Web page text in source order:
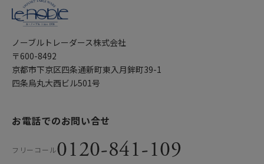
ノーブルトレーダース株式会社
〒600-8492
京都市下京区四条通新町東入月鉾町39-1
四条烏丸大西ビル501号
お電話でのお問い合せ
フリーコール0120-841-109